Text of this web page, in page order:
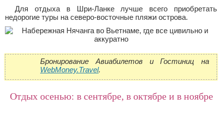
Для отдыха в Шри-Ланке лучше всего приобретать
недорогие туры на северо-восточные пляжи острова.
Бронирование Авиабилетов и Гостиниц на
WebMoney.Travel.
Отдых осенью: в сентябре, в октябре и в ноябре